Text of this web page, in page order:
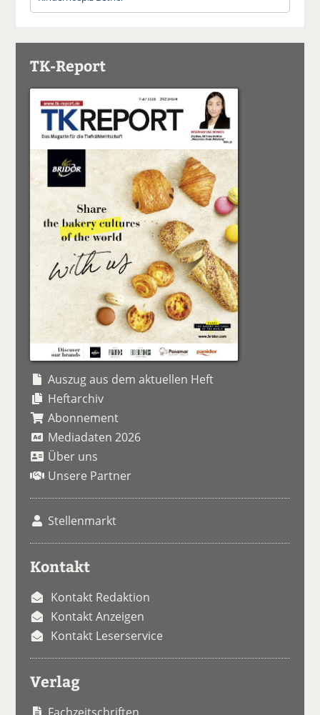
TK-Report
Auszug aus dem aktuellen Heft
Heftarchiv
Abonnement
Mediadaten 2026
Über uns
Unsere Partner
Stellenmarkt
Kontakt
Kontakt Redaktion
Kontakt Anzeigen
Kontakt Leserservice
Verlag
Fachzeitschriften